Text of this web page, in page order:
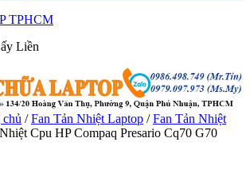
TPHCM
Liền
chủ / Fan Tản Nhiệt Laptop / Fan Tản Nhiệt
Cpu HP Compaq Presario Cq70 G70